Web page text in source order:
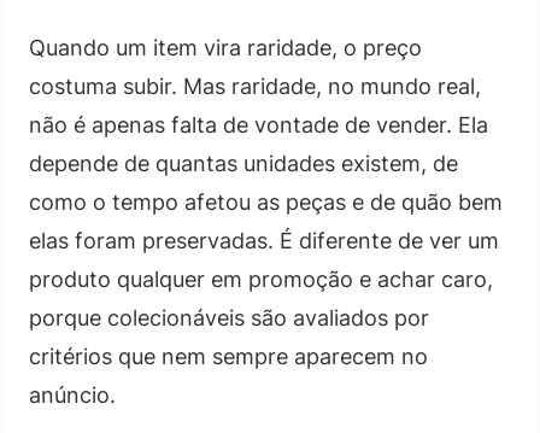
Quando um item vira raridade, o preço
costuma subir. Mas raridade, no mundo real,
não é apenas falta de vontade de vender. Ela
depende de quantas unidades existem, de
como o tempo afetou as peças e de quão bem
elas foram preservadas. É diferente de ver um
produto qualquer em promoção e achar caro,
porque colecionáveis são avaliados por
critérios que nem sempre aparecem no
anúncio.